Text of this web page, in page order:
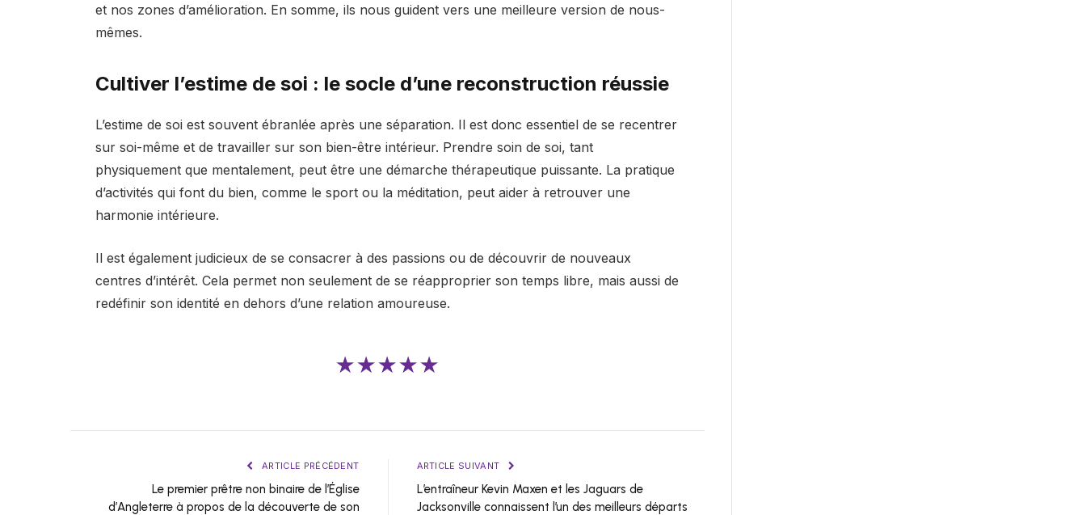
et nos zones d’amélioration. En somme, ils nous guident vers une meilleure version de nous-
mêmes.
Cultiver l’estime de soi : le socle d’une reconstruction réussie
L’estime de soi est souvent ébranlée après une séparation. Il est donc essentiel de se recentrer
sur soi-même et de travailler sur son bien-être intérieur. Prendre soin de soi, tant
physiquement que mentalement, peut être une démarche thérapeutique puissante. La pratique
d’activités qui font du bien, comme le sport ou la méditation, peut aider à retrouver une
harmonie intérieure.
Il est également judicieux de se consacrer à des passions ou de découvrir de nouveaux
centres d’intérêt. Cela permet non seulement de se réapproprier son temps libre, mais aussi de
redéfinir son identité en dehors d’une relation amoureuse.
★★★★★
ARTICLE PRÉCÉDENT
Le premier prêtre non binaire de l’Église
d’Angleterre à propos de la découverte de son
ARTICLE SUIVANT
L’entraîneur Kevin Maxen et les Jaguars de
Jacksonville connaissent l’un des meilleurs départs